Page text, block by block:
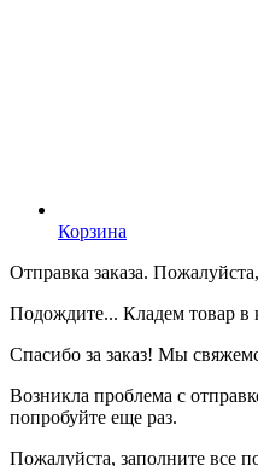
Корзина
Отправка заказа.
Подождите... Кладем товар в
Спасибо за заказ! Мы
Возникла проблема с
попробуйте еще раз.
Пожалуйста, заполните все